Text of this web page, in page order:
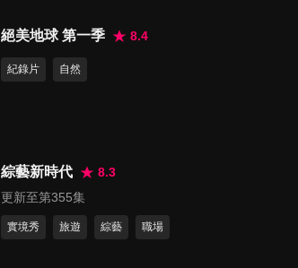
嘗試風帆！全球唯一 復古濕版
攝影超吸睛！
45
第343集 媽媽畫像背後的真相
太揪心！Mingo 難忍淚水噴發
絕美地球 第一季 8.4
紀錄片 自然
綜藝新時代
8.3
更新至第355集
實境秀 旅遊 綜藝 職場